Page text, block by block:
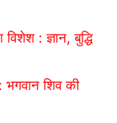
: ज्ञान, बुद्धि
शिव की